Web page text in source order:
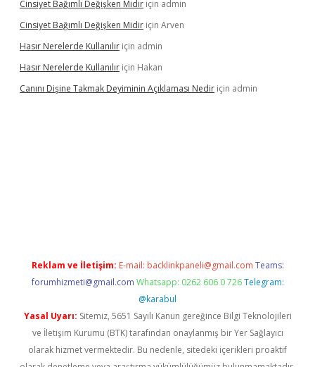
Cinsiyet Bağımlı Değişken Midir için admin
Cinsiyet Bağımlı Değişken Midir için Arven
Hasır Nerelerde Kullanılır için admin
Hasır Nerelerde Kullanılır için Hakan
Canını Dişine Takmak Deyiminin Açıklaması Nedir için admin
Reklam ve İletişim: E-mail: backlinkpaneli@gmail.com Teams:
forumhizmeti@gmail.com Whatsapp: 0262 606 0 726 Telegram:
@karabul
Yasal Uyarı: Sitemiz, 5651 Sayılı Kanun gereğince Bilgi Teknolojileri
ve İletişim Kurumu (BTK) tarafından onaylanmış bir Yer Sağlayıcı
olarak hizmet vermektedir. Bu nedenle, sitedeki içerikleri proaktif